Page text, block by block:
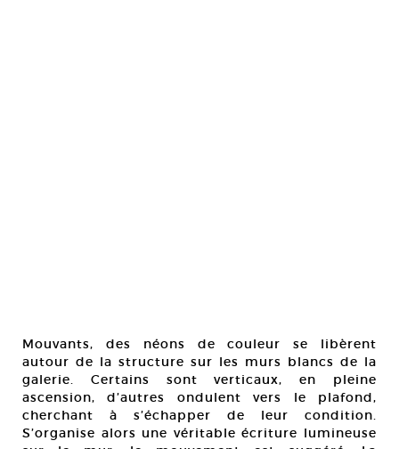
Mouvants, des néons de couleur se libèrent
autour de la structure sur les murs blancs de la
galerie. Certains sont verticaux, en pleine
ascension, d’autres ondulent vers le plafond,
cherchant à s’échapper de leur condition.
S’organise alors une véritable écriture lumineuse